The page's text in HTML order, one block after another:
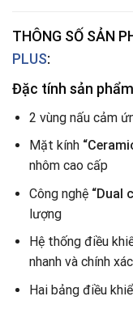
THÔNG SỐ SẢN
PLUS:
Đặc tính sản phẩm
2 vùng nấu cảm
Mặt kính
nhôm cao cấp
Công nghệ “Dual
lượng
Hệ thống điều
nhanh và chính xác
Hai bảng điều